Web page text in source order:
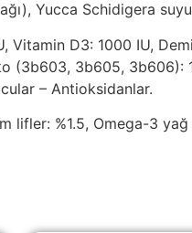
Yucca Schidigera
Vitamin D3: 1000 IU,
3b605, 3b606):
– Antioksidanlar.
lifler: %1.5, Omega-3